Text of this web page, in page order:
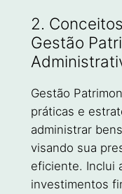
2.
Gestão
Gestão
práticas e
administrar
visando sua
eficiente. Inclui
investimentos